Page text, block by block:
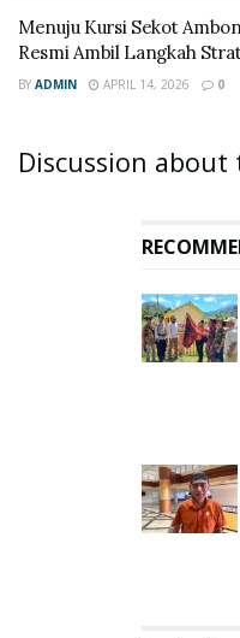
Menuju Kursi Sekot
Resmi Ambil Langkah
BY ADMIN APRIL 14, 2026 0
Discussion about